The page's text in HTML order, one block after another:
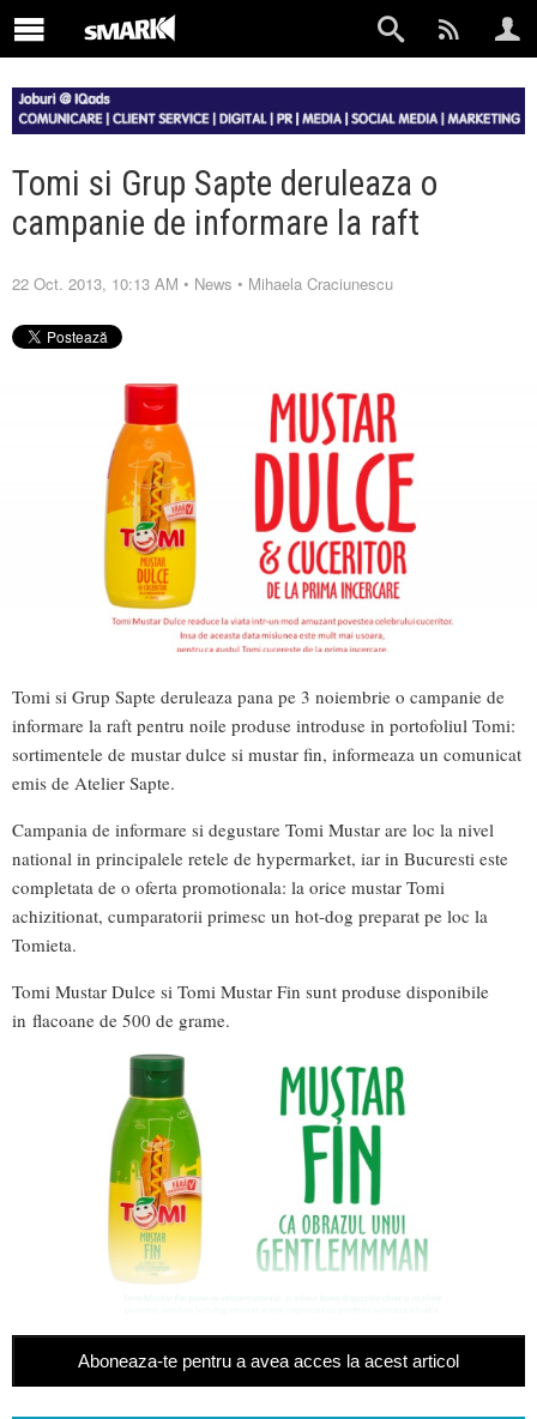
Tomi si Grup Sapte deruleaza o
campanie de informare la raft
22 Oct. 2013, 10:13 AM • News • Mihaela Craciunescu
Tomi si Grup Sapte deruleaza pana pe 3 noiembrie o campanie de
informare la raft pentru noile produse introduse in portofoliul Tomi:
sortimentele de mustar dulce si mustar fin, informeaza un comunicat
emis de Atelier Sapte.
Campania de informare si degustare Tomi Mustar are loc la nivel
national in principalele retele de hypermarket, iar in Bucuresti este
completata de o oferta promotionala: la orice mustar Tomi
achizitionat, cumparatorii primesc un hot-dog preparat pe loc la
Tomieta.
Tomi Mustar Dulce si Tomi Mustar Fin sunt produse disponibile
in flacoane de 500 de grame.
Aboneaza-te pentru a avea acces la acest articol